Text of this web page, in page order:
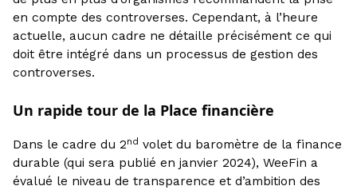
en compte des controverses. Cependant, à l’heure
actuelle, aucun cadre ne détaille précisément ce qui
doit être intégré dans un processus de gestion des
controverses.
Un rapide tour de la Place financière
Dans le cadre du 2nd volet du baromètre de la finance
durable (qui sera publié en janvier 2024), WeeFin a
évalué le niveau de transparence et d’ambition des